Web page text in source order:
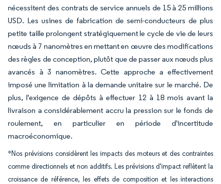
nécessitent des contrats de service annuels de 15 à 25 millions
USD. Les usines de fabrication de semi-conducteurs de plus
petite taille prolongent stratégiquement le cycle de vie de leurs
nœuds à 7 nanomètres en mettant en œuvre des modifications
des règles de conception, plutôt que de passer aux nœuds plus
avancés à 3 nanomètres. Cette approche a effectivement
imposé une limitation à la demande unitaire sur le marché. De
plus, l'exigence de dépôts à effectuer 12 à 18 mois avant la
livraison a considérablement accru la pression sur le fonds de
roulement, en particulier en période d'incertitude
macroéconomique.
*Nos prévisions considèrent les impacts des moteurs et des contraintes
comme directionnels et non additifs. Les prévisions d'impact reflètent la
croissance de référence, les effets de composition et les interactions